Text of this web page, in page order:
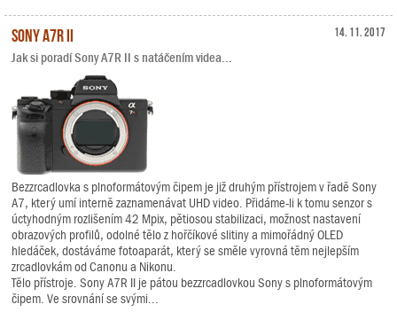
14. 11. 2017
Sony A7R II
Jak si poradí Sony A7R II s natáčením videa...
Bezzrcadlovka s plnoformátovým čipem je již druhým přístrojem v řadě Sony
A7, který umí interně zaznamenávat UHD video. Přidáme-li k tomu senzor s
úctyhodným rozlišením 42 Mpix, pětiosou stabilizaci, možnost nastavení
obrazových profilů, odolné tělo z hořčíkové slitiny a mimořádný OLED
hledáček, dostáváme fotoaparát, který se směle vyrovná těm nejlepším
zrcadlovkám od Canonu a Nikonu.
Tělo přístroje. Sony A7R II je pátou bezzrcadlovkou Sony s plnoformátovým
čipem. Ve srovnání se svými...